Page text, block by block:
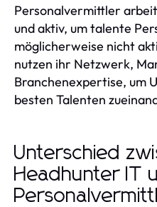
Personalvermittler
und aktiv, um talente
möglicherweise nicht
nutzen ihr Netzwerk,
Branchenexpertise, um
besten Talenten
Unterschied
Headhunter IT